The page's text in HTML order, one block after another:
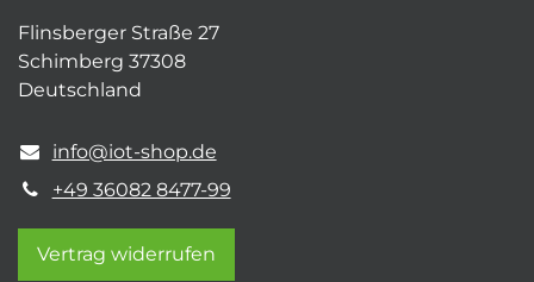
Flinsberger Straße 27
Schimberg 37308
Deutschland
info@iot-shop.de
+49 36082 8477-99
Vertrag widerrufen